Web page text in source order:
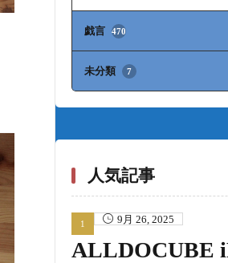
戯言 470
未分類 7
人気記事
9月 26, 2025
ALLDOCUBE